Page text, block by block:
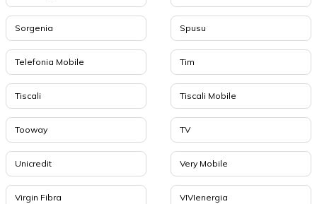
Sorgenia Spusu
Telefonia Mobile Tim
Tiscali Tiscali Mobile
Tooway TV
Unicredit Very Mobile
Virgin Fibra VIVIenergia